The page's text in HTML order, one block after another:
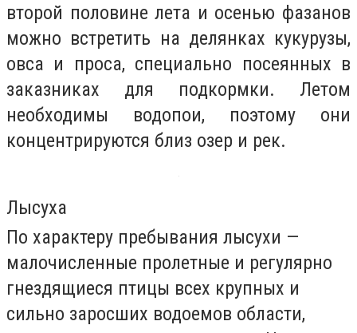
второй половине лета и осенью фазанов
можно встретить на делянках кукурузы,
овса и проса, специально посеянных в
заказниках для подкормки. Летом
необходимы водопои, поэтому они
концентрируются близ озер и рек.
Лысуха
По характеру пребывания лысухи —
малочисленные пролетные и регулярно
гнездящиеся птицы всех крупных и
сильно заросших водоемов области,